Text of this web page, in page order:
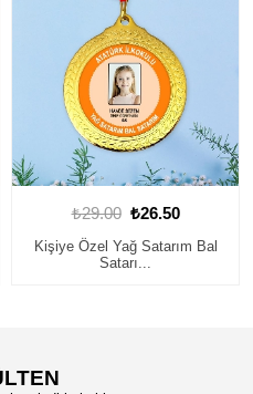
₺29.00 ₺26.50
Kişiye Özel Yağ Satarım Bal
Satarı...